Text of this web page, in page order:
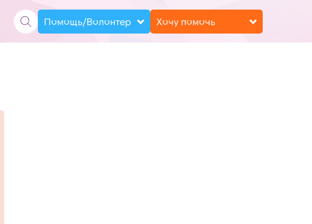
Помощь/Волонтер Хочу помочь